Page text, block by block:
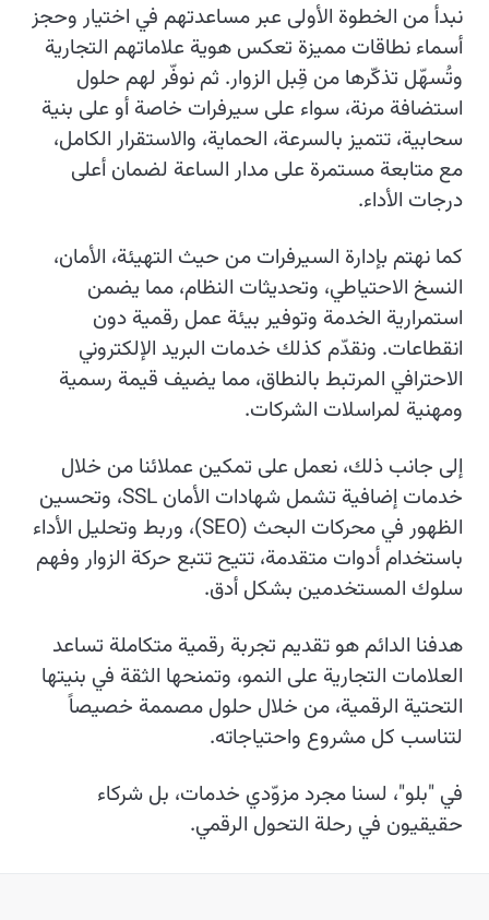
نبدأ من الخطوة الأولى عبر مساعدتهم في اختيار وحجز
أسماء نطاقات مميزة تعكس هوية علاماتهم التجارية
وتُسهّل تذكّرها من قِبل الزوار. ثم نوفّر لهم حلول
استضافة مرنة، سواء على سيرفرات خاصة أو على بنية
سحابية، تتميز بالسرعة، الحماية، والاستقرار الكامل،
مع متابعة مستمرة على مدار الساعة لضمان أعلى
درجات الأداء.
كما نهتم بإدارة السيرفرات من حيث التهيئة، الأمان،
النسخ الاحتياطي، وتحديثات النظام، مما يضمن
استمرارية الخدمة وتوفير بيئة عمل رقمية دون
انقطاعات. ونقدّم كذلك خدمات البريد الإلكتروني
الاحترافي المرتبط بالنطاق، مما يضيف قيمة رسمية
ومهنية لمراسلات الشركات.
إلى جانب ذلك، نعمل على تمكين عملائنا من خلال
خدمات إضافية تشمل شهادات الأمان SSL، وتحسين
الظهور في محركات البحث (SEO)، وربط وتحليل الأداء
باستخدام أدوات متقدمة، تتيح تتبع حركة الزوار وفهم
سلوك المستخدمين بشكل أدق.
هدفنا الدائم هو تقديم تجربة رقمية متكاملة تساعد
العلامات التجارية على النمو، وتمنحها الثقة في بنيتها
التحتية الرقمية، من خلال حلول مصممة خصيصاً
لتناسب كل مشروع واحتياجاته.
في "بلو"، لسنا مجرد مزوّدي خدمات، بل شركاء
حقيقيون في رحلة التحول الرقمي.